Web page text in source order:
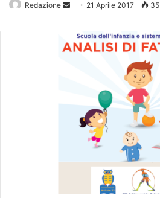
Redazione
Invia 21 Aprile 2017 35